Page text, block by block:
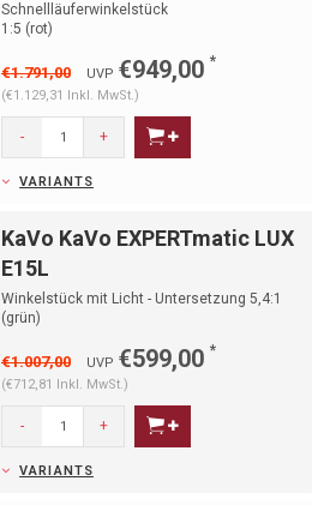
Schnellläuferwinkelstück
1:5 (rot)
€1.791,00 UVP €949,00 *
(€1.129,31 Inkl. MwSt.)
- +
VARIANTS
KaVo KaVo EXPERTmatic LUX
E15L
Winkelstück mit Licht - Untersetzung 5,4:1
(grün)
€1.007,00 UVP €599,00 *
(€712,81 Inkl. MwSt.)
- +
VARIANTS